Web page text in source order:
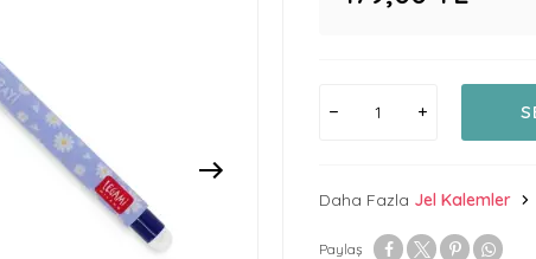
Daha Fazla Jel Kalemler
Paylaş